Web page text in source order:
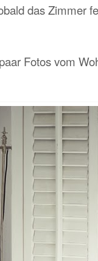
das Zimmer
Fotos vom